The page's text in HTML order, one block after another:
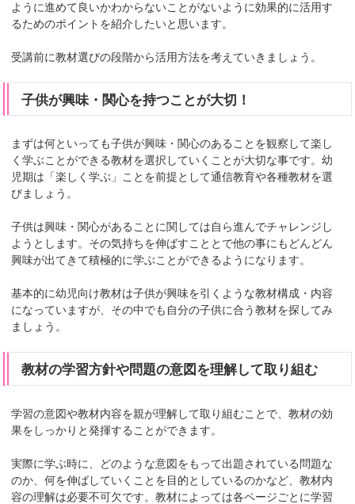
ように進めて良いかわからないことがないように効果的に活用す
るためのポイントを紹介したいと思います。
受講前に教材選びの段階から活用方法を考えていきましょう。
子供が興味・関心を持つことが大切！
まずは何といっても子供が興味・関心のあることを観察して楽し
く学ぶことができる教材を選択していくことが大切な事です。幼
児期は「楽しく学ぶ」ことを前提として通信教育や各種教材を選
びましょう。
子供は興味・関心があることに関しては自ら進んでチャレンジし
ようとします。その気持ちを伸ばすこととで他の事にもどんどん
興味が出てきて積極的に学ぶことができるようになります。
基本的に幼児向け教材は子供が興味を引くような教材構成・内容
になっていますが、その中でも自分の子供に合う教材を探してみ
ましょう。
教材の学習方針や問題の意図を理解して取り組む
学習の意図や教材内容を親が理解して取り組むことで、教材の効
果をしっかりと発揮することができます。
実際に学ぶ時に、どのような意図をもって出題されている問題な
のか、何を伸ばしていくことを目的としているのかなど、教材内
容の理解は必要不可欠です。教材によっては各ページごとに学習